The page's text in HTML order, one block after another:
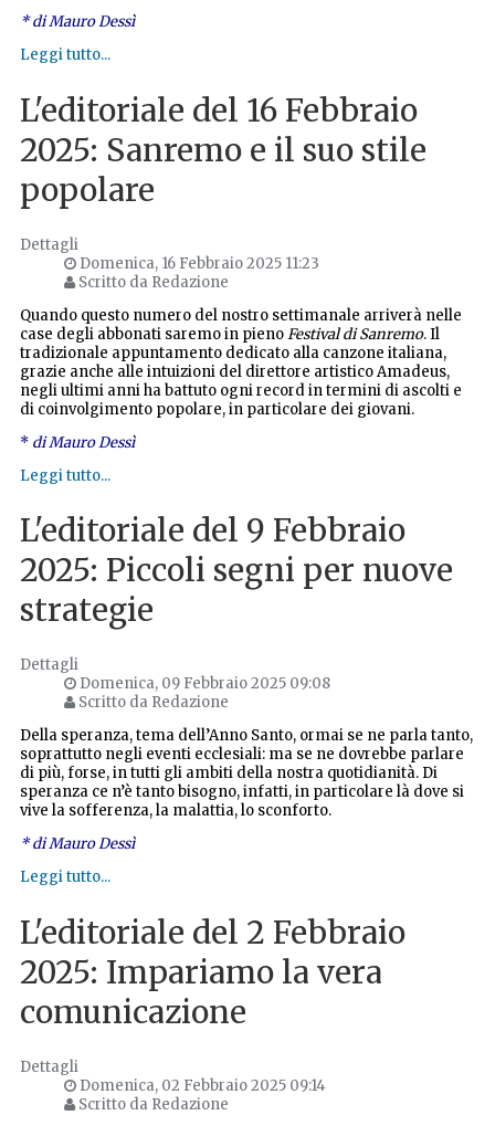
* di Mauro Dessì
Leggi tutto...
L'editoriale del 16 Febbraio
2025: Sanremo e il suo stile
popolare
Dettagli
Domenica, 16 Febbraio 2025 11:23
Scritto da Redazione
Quando questo numero del nostro settimanale arriverà nelle
case degli abbonati saremo in pienoFestival di Sanremo. Il
tradizionale appuntamento dedicato alla canzone italiana,
grazie anche alle intuizioni del direttore artistico Amadeus,
negli ultimi anni ha battuto ogni record in termini di ascolti e
di coinvolgimento popolare, in particolare dei giovani.
* di Mauro Dessì
Leggi tutto...
L'editoriale del 9 Febbraio
2025: Piccoli segni per nuove
strategie
Dettagli
Domenica, 09 Febbraio 2025 09:08
Scritto da Redazione
Della speranza, tema dell’Anno Santo, ormai se ne parla tanto,
soprattutto negli eventi ecclesiali: ma se ne dovrebbe parlare
di più, forse, in tutti gli ambiti della nostra quotidianità. Di
speranza ce n’è tanto bisogno, infatti, in particolare là dove si
vive la sofferenza, la malattia, lo sconforto.
* di Mauro Dessì
Leggi tutto...
L'editoriale del 2 Febbraio
2025: Impariamo la vera
comunicazione
Dettagli
Domenica, 02 Febbraio 2025 09:14
Scritto da Redazione